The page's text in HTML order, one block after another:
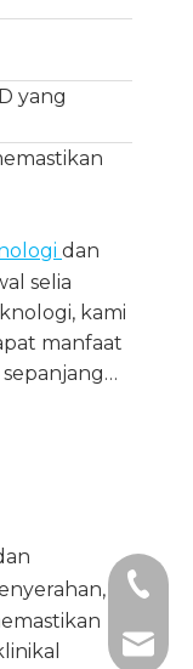
yang
dan
selia
kami
manfaat
+1
+86-